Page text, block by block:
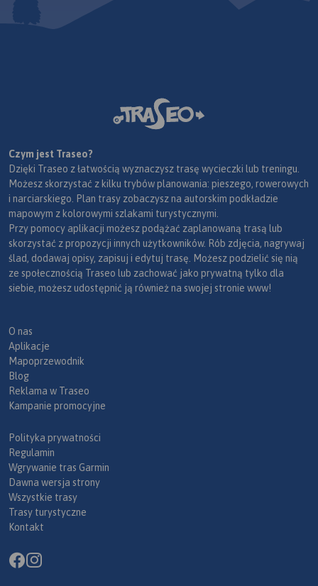
Czym jest Traseo?
Dzięki Traseo z łatwością wyznaczysz trasę wycieczki lub treningu.
Możesz skorzystać z kilku trybów planowania: pieszego, rowerowych
i narciarskiego. Plan trasy zobaczysz na autorskim podkładzie
mapowym z kolorowymi szlakami turystycznymi.
Przy pomocy aplikacji możesz podążać zaplanowaną trasą lub
skorzystać z propozycji innych użytkowników. Rób zdjęcia, nagrywaj
ślad, dodawaj opisy, zapisuj i edytuj trasę. Możesz podzielić się nią
ze społecznością Traseo lub zachować jako prywatną tylko dla
siebie, możesz udostępnić ją również na swojej stronie www!
O nas
Aplikacje
Mapoprzewodnik
Blog
Reklama w Traseo
Kampanie promocyjne
Polityka prywatności
Regulamin
Wgrywanie tras Garmin
Dawna wersja strony
Wszystkie trasy
Trasy turystyczne
Kontakt